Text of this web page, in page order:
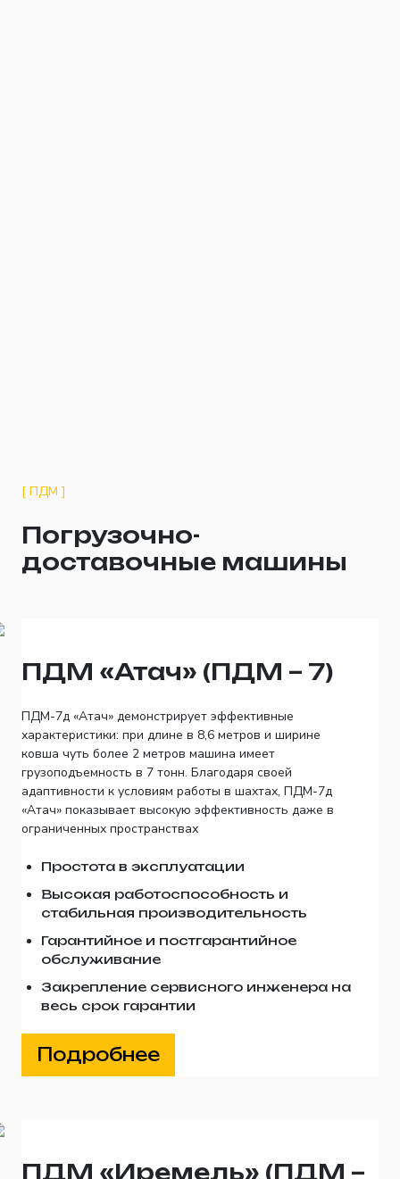
[ ПДМ ]
Погрузочно-
доставочные машины
ПДМ «Атач» (ПДМ – 7)
ПДМ-7д «Атач» демонстрирует эффективные
характеристики: при длине в 8,6 метров и ширине
ковша чуть более 2 метров машина имеет
грузоподъемность в 7 тонн. Благодаря своей
адаптивности к условиям работы в шахтах, ПДМ-7д
«Атач» показывает высокую эффективность даже в
ограниченных пространствах
Простота в эксплуатации
Высокая работоспособность и
стабильная производительность
Гарантийное и постгарантийное
обслуживание
Закрепление сервисного инженера на
весь срок гарантии
Подробнее
ПДМ «Иремель» (ПДМ –